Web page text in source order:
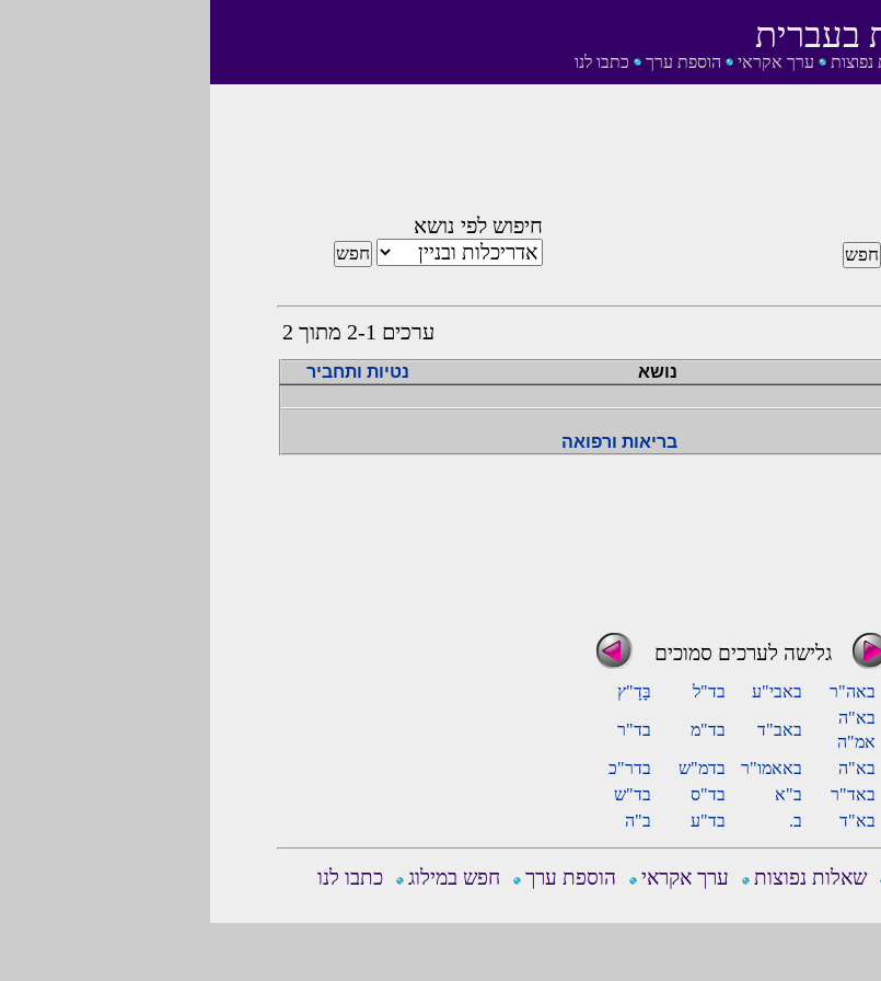
ערך אקראי הוספת ערך כתבו לנו
בעברית
חיפוש לפי נושא
ערכים 2-1 מתוך 2
נושא
נטיות ותחביר
בריאות ורפואה
גלישה לערכים סמוכים
באה"ר באבי"ע בד"ל
בָּדָ"ץ
בא"ה
אמ"ה
באב"ד בד"מ בד"ר
בא"ה באאמו"ר בדמ"ש
בדר"כ
באד"ר
ב"א בד"ס
בד"ש
בא"ד
ב. בד"ע ב"ה
שאלות נפוצות ערך אקראי הוספת ערך חפש במילוג כתבו לנו